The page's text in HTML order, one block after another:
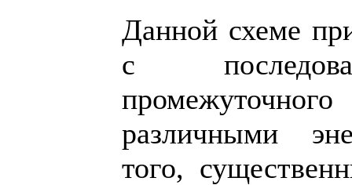
Данной схеме
с
различными
того,